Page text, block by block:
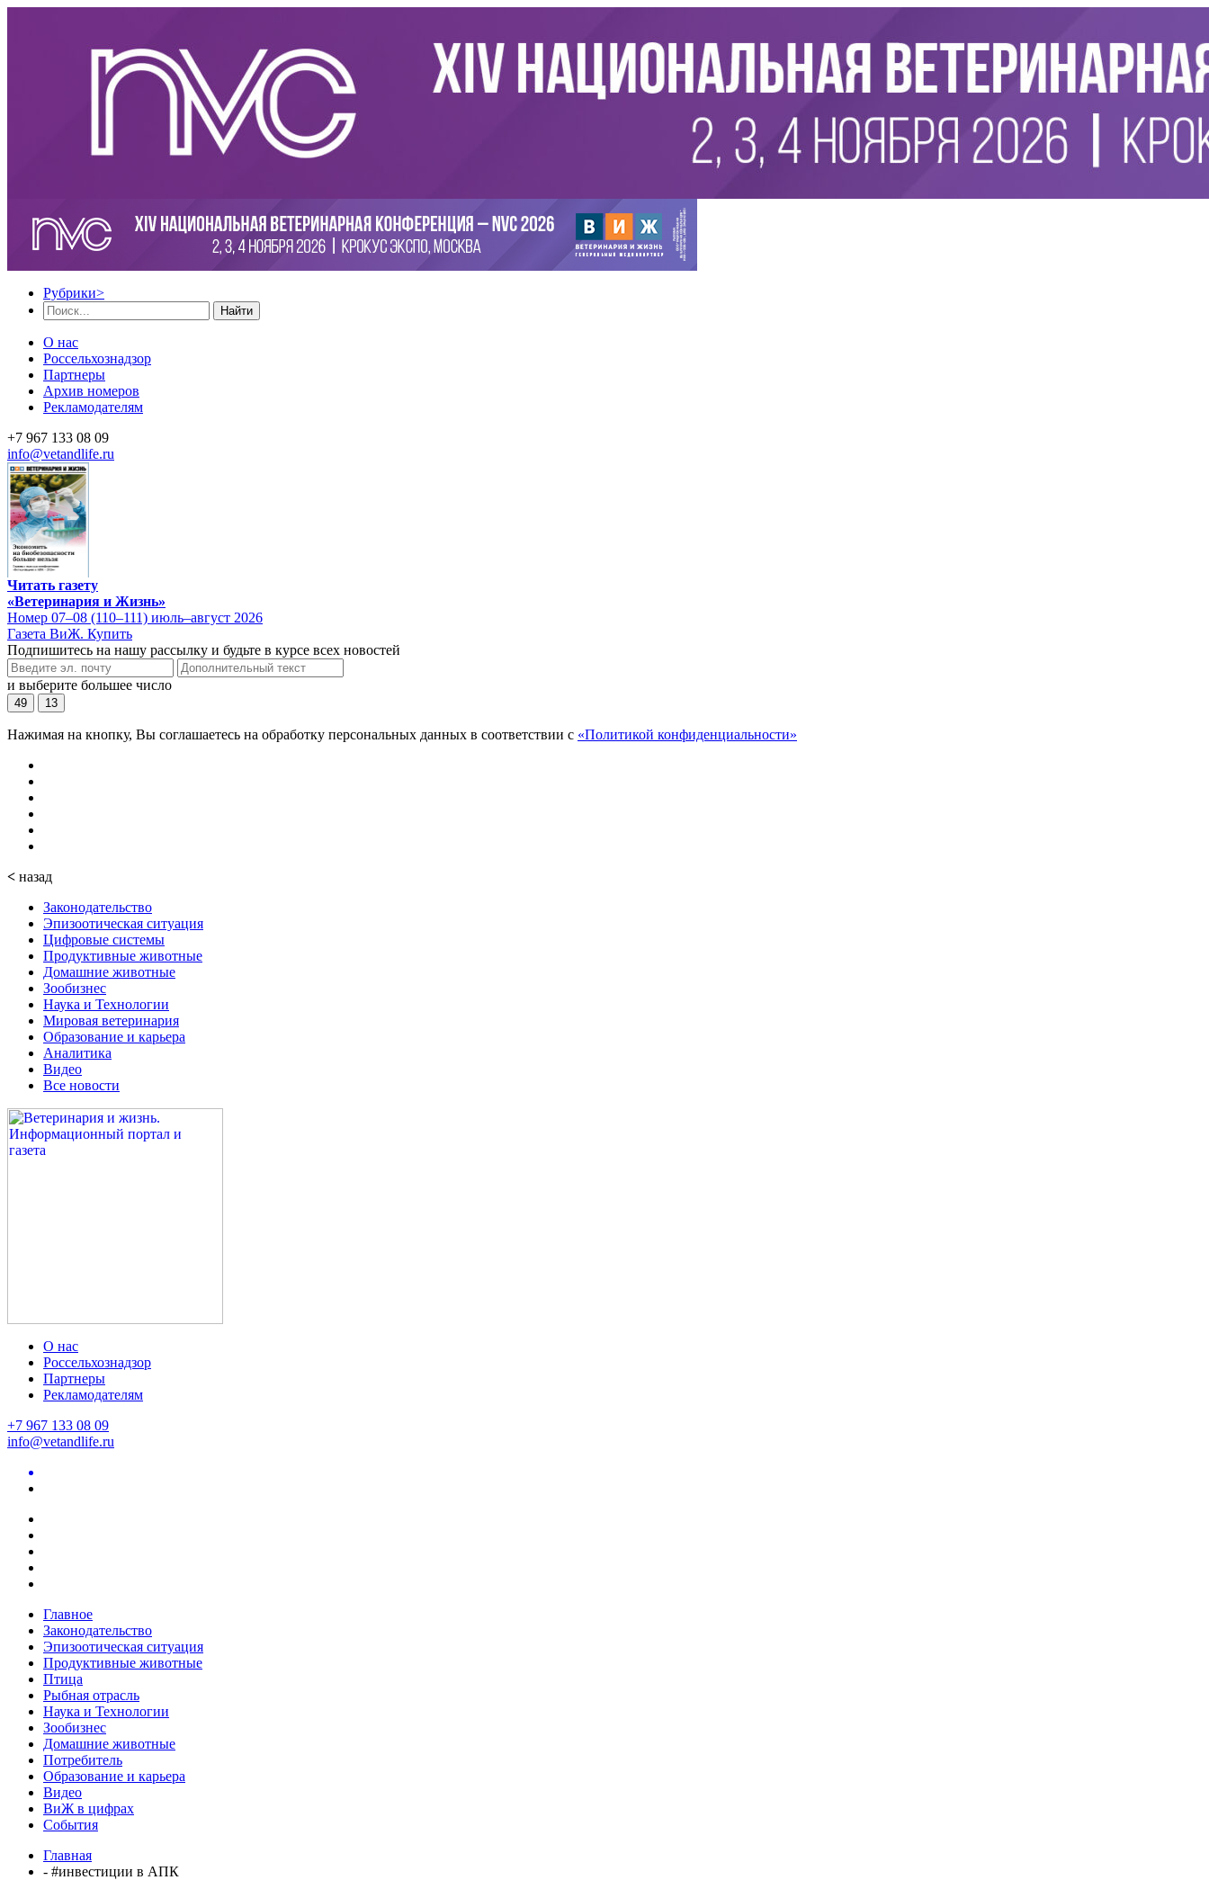
Рубрики>
Найти
О нас
Россельхознадзор
Партнеры
Архив номеров
Рекламодателям
+7 967 133 08 09
info@vetandlife.ru
Читать газету
«Ветеринария и Жизнь»
Номер 07–08 (110–111) июль–август 2026
Газета ВиЖ. Купить
Подпишитесь на нашу рассылку и будьте в курсе всех новостей
и выберите большее число
49 13
Нажимая на кнопку, Вы соглашаетесь на обработку персональных данных в соответствии с «Политикой конфиденциальности»
< назад
Законодательство
Эпизоотическая ситуация
Цифровые системы
Продуктивные животные
Домашние животные
Зообизнес
Наука и Технологии
Мировая ветеринария
Образование и карьера
Аналитика
Видео
Все новости
О нас
Россельхознадзор
Партнеры
Рекламодателям
+7 967 133 08 09
info@vetandlife.ru
Главное
Законодательство
Эпизоотическая ситуация
Продуктивные животные
Птица
Рыбная отрасль
Наука и Технологии
Зообизнес
Домашние животные
Потребитель
Образование и карьера
Видео
ВиЖ в цифрах
События
Главная
- #инвестиции в АПК